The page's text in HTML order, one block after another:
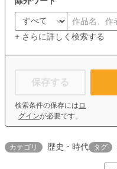
+ さらに詳しく検索する
保存する
検索条件の保存には ロ
グインが必要です。
カテゴリ 歴史・時代 タグ